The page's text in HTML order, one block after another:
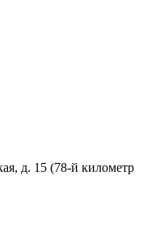
д. 15 (78-й километр